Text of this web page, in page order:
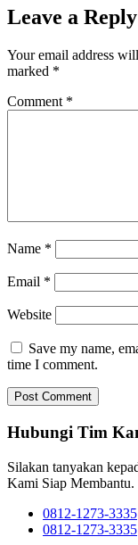
Leave a Reply
Your email address
marked *
Comment *
Name *
Email *
Website
Save my name,
time I comment.
Hubungi Tim
Silakan tanyakan
Kami Siap Membantu.
0812-1273-3335
0812-1273-3335